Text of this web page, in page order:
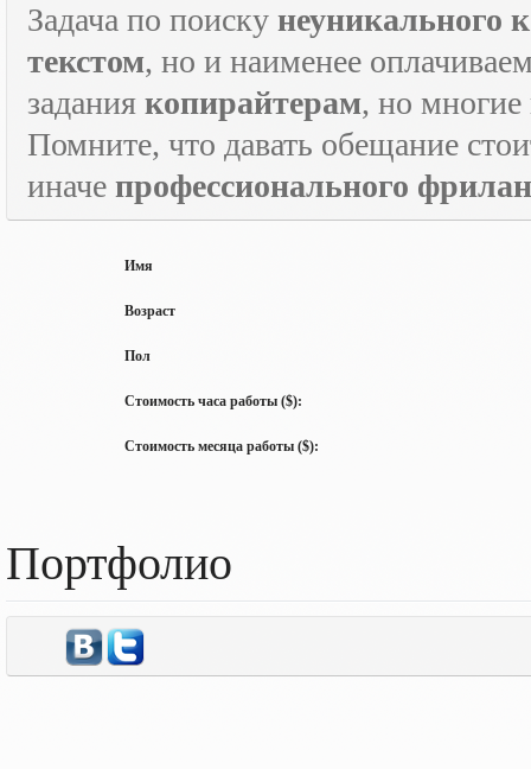
Задача по поиску неуникального
текстом, но и наименее
задания копирайтерам, но многие
Помните, что давать обещание
иначе профессионального
Имя
Возраст
Пол
Стоимость часа работы ($):
Стоимость месяца работы ($):
Портфолио